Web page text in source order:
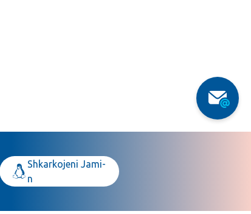
Shkarkojeni Jami-
n